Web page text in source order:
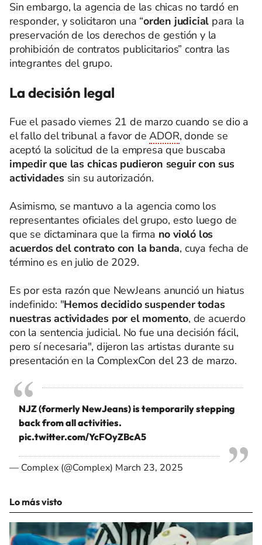
Sin embargo, la agencia de las chicas no tardó en
responder, y solicitaron una “orden judicial para la
preservación de los derechos de gestión y la
prohibición de contratos publicitarios” contra las
integrantes del grupo.
La decisión legal
Fue el pasado viernes 21 de marzo cuando se dio a
el fallo del tribunal a favor deADOR, donde se
aceptó la solicitud de la empresa que buscaba
impedir que las chicas pudieron seguir con sus
actividadessin su autorización.
Asimismo, se mantuvo a la agencia como los
representantes oficiales del grupo, esto luego de
que se dictaminara que la firma no violó los
acuerdos del contrato con la banda, cuya fecha de
término es en julio de 2029.
Es por esta razón que NewJeans anunció un hiatus
indefinido: "Hemos decidido suspender todas
nuestras actividades por el momento, de acuerdo
con la sentencia judicial. No fue una decisión fácil,
pero sí necesaria", dijeron las artistas durante su
presentación en la ComplexCon del 23 de marzo.
NJZ (formerly NewJeans) is temporarily stepping
back from all activities.
pic.twitter.com/YcFOyZBcA5
— Complex (@Complex) March 23, 2025
Lo más visto